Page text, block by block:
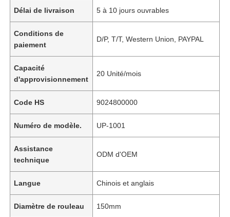
Délai de livraison 5 à 10 jours ouvrables
Conditions de
paiement
D/P, T/T, Western Union, PAYPAL
Capacité
d'approvisionnement
20 Unité/mois
Code HS 9024800000
Numéro de modèle. UP-1001
Assistance
technique
ODM d'OEM
Langue Chinois et anglais
Diamètre de rouleau 150mm